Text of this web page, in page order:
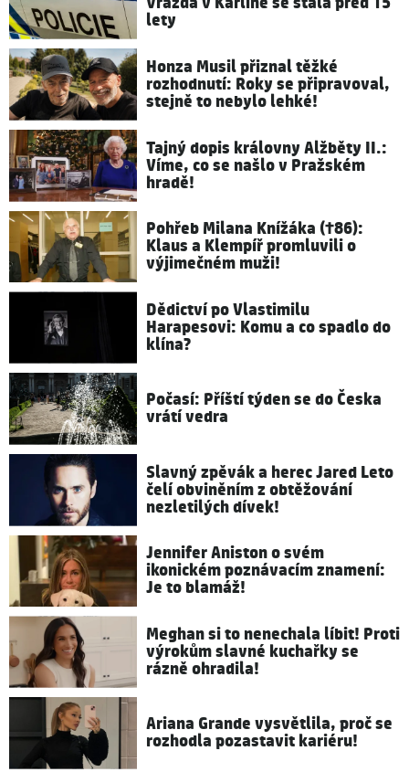
lety
Honza Musil přiznal těžké
rozhodnutí: Roky se připravoval,
stejně to nebylo lehké!
Tajný dopis královny Alžběty II.:
Víme, co se našlo v Pražském
hradě!
Pohřeb Milana Knížáka (†86):
Klaus a Klempíř promluvili o
výjimečném muži!
Dědictví po Vlastimilu
Harapesovi: Komu a co spadlo do
klína?
Počasí: Příští týden se do Česka
vrátí vedra
Slavný zpěvák a herec Jared Leto
čelí obviněním z obtěžování
nezletilých dívek!
Jennifer Aniston o svém
ikonickém poznávacím znamení:
Je to blamáž!
Meghan si to nenechala líbit! Proti
výrokům slavné kuchařky se
rázně ohradila!
Ariana Grande vysvětlila, proč se
rozhodla pozastavit kariéru!